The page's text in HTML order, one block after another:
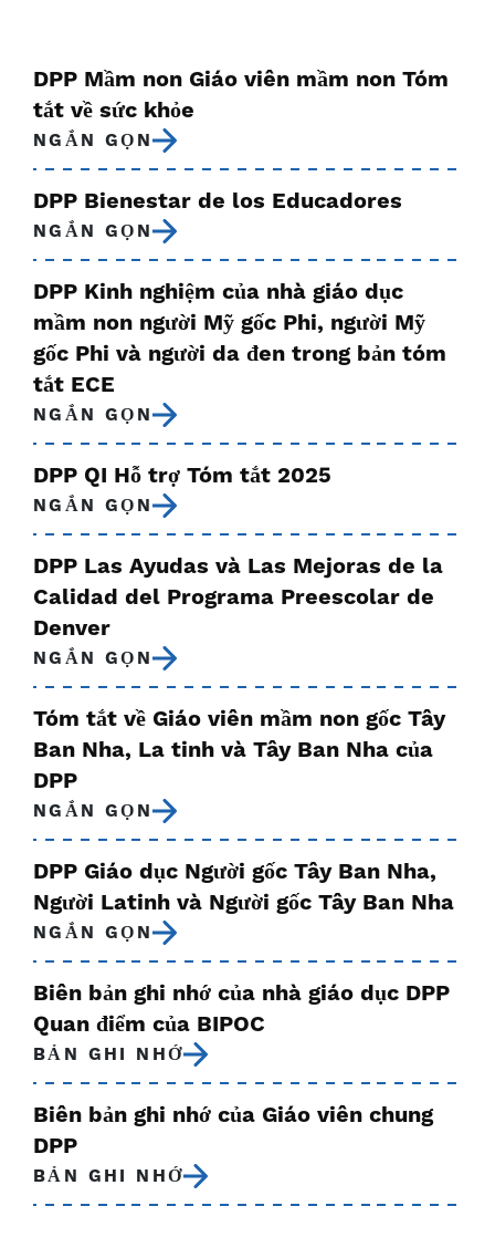
DPP Mầm non Giáo viên mầm non Tóm
tắt về sức khỏe
NGẮN GỌN
DPP Bienestar de los Educadores
NGẮN GỌN
DPP Kinh nghiệm của nhà giáo dục
mầm non người Mỹ gốc Phi, người Mỹ
gốc Phi và người da đen trong bản tóm
tắt ECE
NGẮN GỌN
DPP QI Hỗ trợ Tóm tắt 2025
NGẮN GỌN
DPP Las Ayudas và Las Mejoras de la
Calidad del Programa Preescolar de
Denver
NGẮN GỌN
Tóm tắt về Giáo viên mầm non gốc Tây
Ban Nha, La tinh và Tây Ban Nha của
DPP
NGẮN GỌN
DPP Giáo dục Người gốc Tây Ban Nha,
Người Latinh và Người gốc Tây Ban Nha
NGẮN GỌN
Biên bản ghi nhớ của nhà giáo dục DPP
Quan điểm của BIPOC
BẢN GHI NHỚ
Biên bản ghi nhớ của Giáo viên chung
DPP
BẢN GHI NHỚ